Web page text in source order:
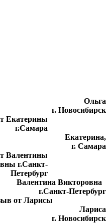
Ольга
г. Новосибирск
Екатерина,
г. Самара
Валентина Викторовна
г.Санкт-Петербург
Лариса
г. Новосибирск